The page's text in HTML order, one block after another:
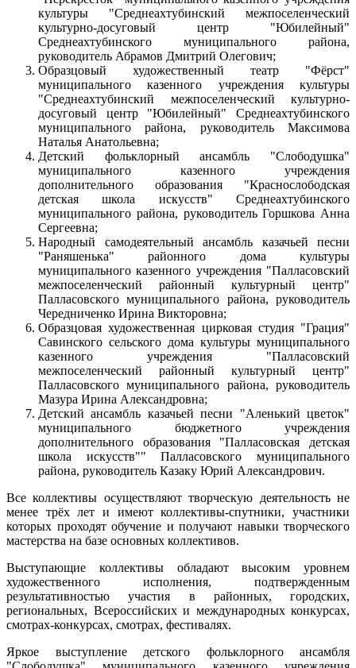
культуры "Среднеахтубинский межпоселенческий
культурно-досуговый центр "Юбилейный"
Среднеахтубинского муниципального района,
руководитель Абрамов Дмитрий Олегович;
Образцовый художественный театр "Фёрст"
муниципального казенного учреждения культуры
"Среднеахтубинский межпоселенческий культурно-
досуговый центр "Юбилейный" Среднеахтубинского
муниципального района, руководитель Максимова
Наталья Анатольевна;
Детский фольклорный ансамбль "Слободушка"
муниципального казенного учреждения
дополнительного образования "Краснослободская
детская школа искусств" Среднеахтубинского
муниципального района, руководитель Горшкова Анна
Сергеевна;
Народный самодеятельный ансамбль казачьей песни
"Раняшенька" районного дома культуры
муниципального казенного учреждения "Палласовский
межпоселенческий районный культурный центр"
Палласовского муниципального района, руководитель
Чередниченко Ирина Викторовна;
Образцовая художественная цирковая студия "Грация"
Савинского сельского дома культуры муниципального
казенного учреждения "Палласовский
межпоселенческий районный культурный центр"
Палласовского муниципального района, руководитель
Мазура Ирина Александровна;
Детский ансамбль казачьей песни "Аленький цветок"
муниципального бюджетного учреждения
дополнительного образования "Палласовская детская
школа искусств"" Палласовского муниципального
района, руководитель Казаку Юрий Александрович.
Все коллективы осуществляют творческую деятельность не
менее трёх лет и имеют коллективы-спутники, участники
которых проходят обучение и получают навыки творческого
мастерства на базе основных коллективов.
Выступающие коллективы обладают высоким уровнем
художественного исполнения, подтвержденным
результативностью участия в районных, городских,
региональных, Всероссийских и международных конкурсах,
смотрах-конкурсах, смотрах, фестивалях.
Яркое выступление детского фольклорного ансамбля